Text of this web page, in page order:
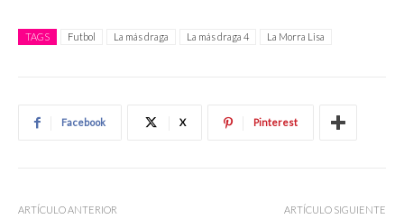
TAGS Futbol La más draga La más draga 4 La Morra Lisa
Facebook X Pinterest
ARTÍCULO ANTERIOR ARTÍCULO SIGUIENTE